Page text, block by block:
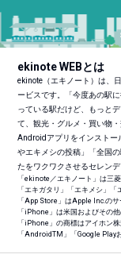
ekinote WEBとは
ekinote（エキノート）は、
ービスです。「今度あの駅
っている駅だけど、もっと
て、観光・グルメ・買い物
Androidアプリをインストー
やエキメシの投稿」「全国
たをワクワクさせるセレン
「ekinote／エキノート」は三
「エキガタリ」「エキメシ」「
「App Store」はApple Inc.のサ
「iPhone」は米国およびその
「iPhone」の商標はアイホン
「AndroidTM 」「Google Play